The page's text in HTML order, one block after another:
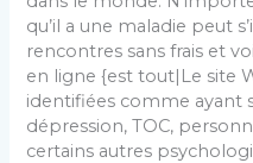
qu’il a une maladie peut
rencontres sans frais et
en ligne {est tout|Le site
identifiées comme ayant
dépression, TOC,
certains autres